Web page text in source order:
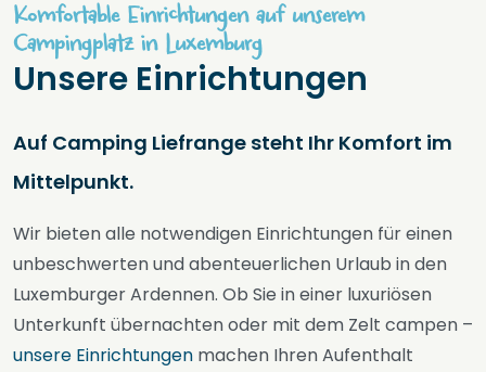
Komfortable Einrichtungen auf unserem
Campingplatz in Luxemburg
Unsere Einrichtungen
Auf Camping Liefrange steht Ihr Komfort im
Mittelpunkt.
Wir bieten alle notwendigen Einrichtungen für einen
unbeschwerten und abenteuerlichen Urlaub in den
Luxemburger Ardennen. Ob Sie in einer luxuriösen
Unterkunft übernachten oder mit dem Zelt campen –
unsere Einrichtungen machen Ihren Aufenthalt